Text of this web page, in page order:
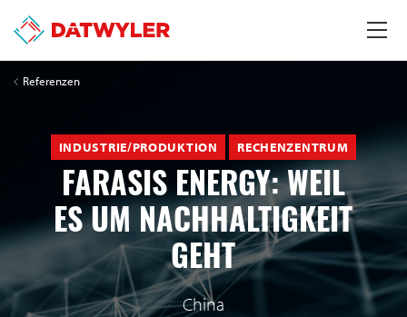
Referenzen
INDUSTRIE/PRODUKTION RECHENZENTRUM
FARASIS ENERGY: WEIL
ES UM NACHHALTIGKEIT
GEHT
China